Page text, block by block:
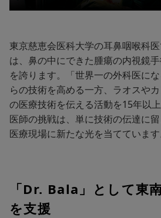
東京慈恵会医科大学の耳鼻咽喉科
は、鼻の中にできた腫瘍の内視鏡
を誇ります。「世界一の外科医に
らの技術を高める一方、ラオスや
の医療技術を伝える活動を15年以
医師の挑戦は、単に技術の伝達に
医療現場に新たな光を当てています
「Dr. Bala」として東
を支援